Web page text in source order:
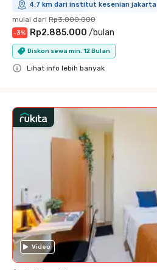
4.7 km dari institut kesenian jakarta
mulai dari Rp3.000.000
-3% Rp2.885.000 /bulan
Diskon sewa min. 12 Bulan
Lihat info lebih banyak
Video